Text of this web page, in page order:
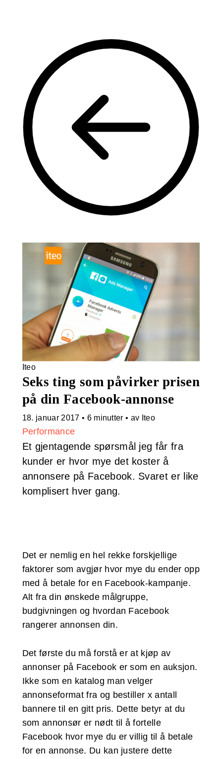
Iteo
Seks ting som påvirker prisen
på din Facebook-annonse
18. januar 2017 • 6 minutter • av Iteo
Performance
Et gjentagende spørsmål jeg får fra
kunder er hvor mye det koster å
annonsere på Facebook. Svaret er like
komplisert hver gang.
Det er nemlig en hel rekke forskjellige
faktorer som avgjør hvor mye du ender opp
med å betale for en Facebook-kampanje.
Alt fra din ønskede målgruppe,
budgivningen og hvordan Facebook
rangerer annonsen din.
Det første du må forstå er at kjøp av
annonser på Facebook er som en auksjon.
Ikke som en katalog man velger
annonseformat fra og bestiller x antall
bannere til en gitt pris. Dette betyr at du
som annonsør er nødt til å fortelle
Facebook hvor mye du er villig til å betale
for en annonse. Du kan justere dette